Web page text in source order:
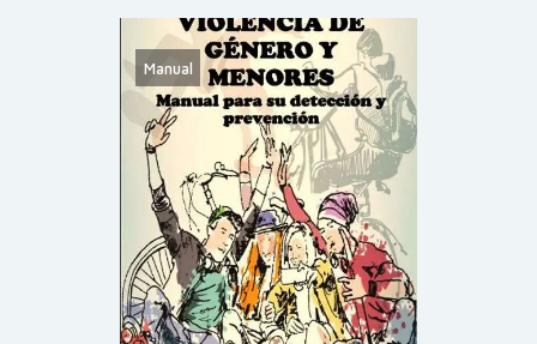
Manual